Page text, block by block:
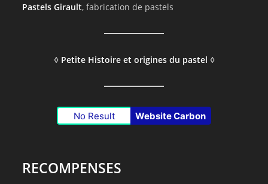
Pastels Girault, fabrication de pastels
◊ Petite Histoire et origines du pastel ◊
No Result Website Carbon
RECOMPENSES